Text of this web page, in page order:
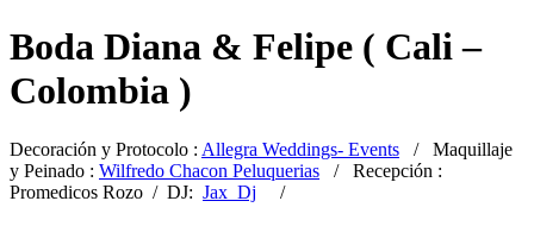
Boda Diana & Felipe ( Cali –
Colombia )
Decoración y Protocolo : Allegra Weddings- Events / Maquillaje
y Peinado : Wilfredo Chacon Peluquerias / Recepción :
Promedicos Rozo / DJ: Jax Dj /